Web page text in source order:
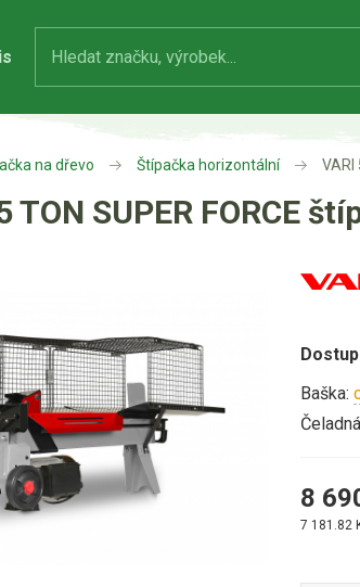
na dřevo Štípačka horizontální VARI
TON SUPER FORCE
Baška:
8
7 181.82